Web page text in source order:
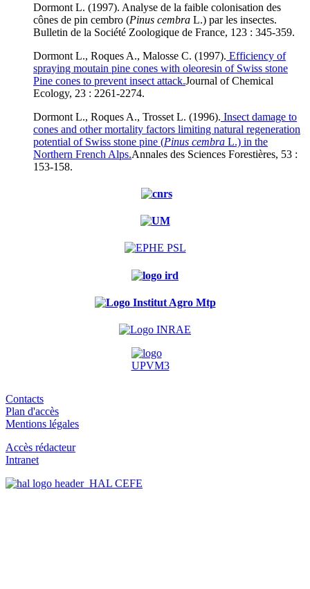
Dormont L. (1997). Analyse de la faible colonisation des
cônes de pin cembro (Pinus cembra L.) par les insectes.
Bulletin de la Société Zoologique de France, 123 : 345-359.
Dormont L., Roques A., Malosse C. (1997). Efficiency of
spraying moutain pine cones with oleoresin of Swiss stone
Pine cones to prevent insect attack.Journal of Chemical
Ecology, 23 : 2261-2274.
Dormont L., Roques A., Trosset L. (1996). Insect damage to
cones and other mortality factors limiting natural regeneration
potential of Swiss stone pine (Pinus cembra L.) in the
Northern French Alps.Annales des Sciences Forestières, 53 :
153-158.
Contacts
Plan d'accès
Mentions légales
Accès rédacteur
Intranet
HAL CEFE